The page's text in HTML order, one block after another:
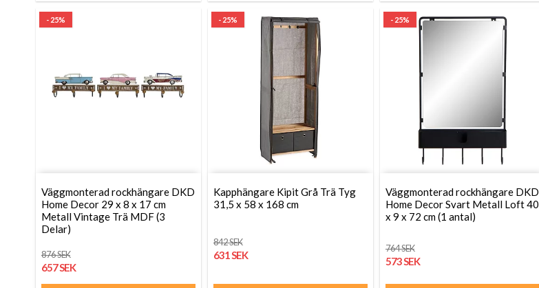
- 25%
Väggmonterad rockhängare DKD
Home Decor 29 x 8 x 17 cm
Metall Vintage Trä MDF (3
Delar)
876 SEK
657 SEK
- 25%
Kapphängare Kipit Grå Trä Tyg
31,5 x 58 x 168 cm
842 SEK
631 SEK
- 25%
Väggmonterad rockhängare DKD
Home Decor Svart Metall Loft 40
x 9 x 72 cm (1 antal)
764 SEK
573 SEK